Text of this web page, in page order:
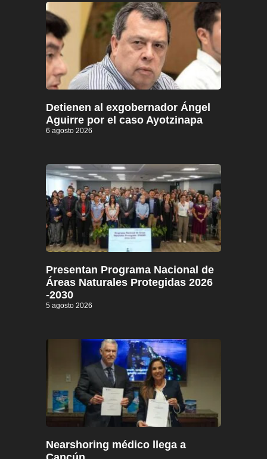
Detienen al exgobernador Ángel
Aguirre por el caso Ayotzinapa
6 agosto 2026
Presentan Programa Nacional de
Áreas Naturales Protegidas 2026
-2030
5 agosto 2026
Nearshoring médico llega a